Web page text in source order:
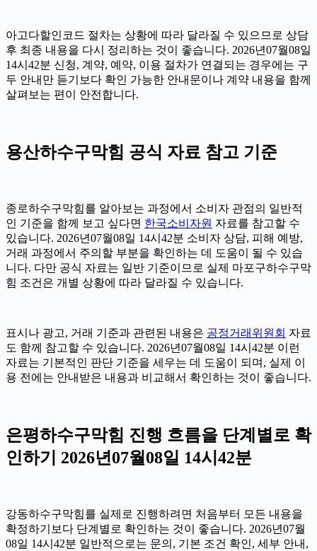
아고다할인코드 절차는 상황에 따라 달라질 수 있으므로 상담
후 최종 내용을 다시 정리하는 것이 좋습니다. 2026년07월08일
14시42분 신청, 계약, 예약, 이용 절차가 연결되는 경우에는 구
두 안내만 듣기보다 확인 가능한 안내문이나 계약 내용을 함께
살펴보는 편이 안전합니다.
용산하수구막힘 공식 자료 참고 기준
종로하수구막힘를 알아보는 과정에서 소비자 관점의 일반적
인 기준을 함께 보고 싶다면 한국소비자원 자료를 참고할 수
있습니다. 2026년07월08일 14시42분 소비자 상담, 피해 예방,
거래 과정에서 주의할 부분을 확인하는 데 도움이 될 수 있습
니다. 다만 공식 자료는 일반 기준이므로 실제 마포구하수구막
힘 조건은 개별 상황에 따라 달라질 수 있습니다.
표시나 광고, 거래 기준과 관련된 내용은 공정거래위원회 자료
도 함께 참고할 수 있습니다. 2026년07월08일 14시42분 이런
자료는 기본적인 판단 기준을 세우는 데 도움이 되며, 실제 이
용 전에는 안내받은 내용과 비교해서 확인하는 것이 좋습니다.
은평하수구막힘 진행 흐름을 단계별로 확
인하기 2026년07월08일 14시42분
강동하수구막힘를 실제로 진행하려면 처음부터 모든 내용을
확정하기보다 단계별로 확인하는 것이 좋습니다. 2026년07월
08일 14시42분 일반적으로는 문의, 기본 조건 확인, 세부 안내,